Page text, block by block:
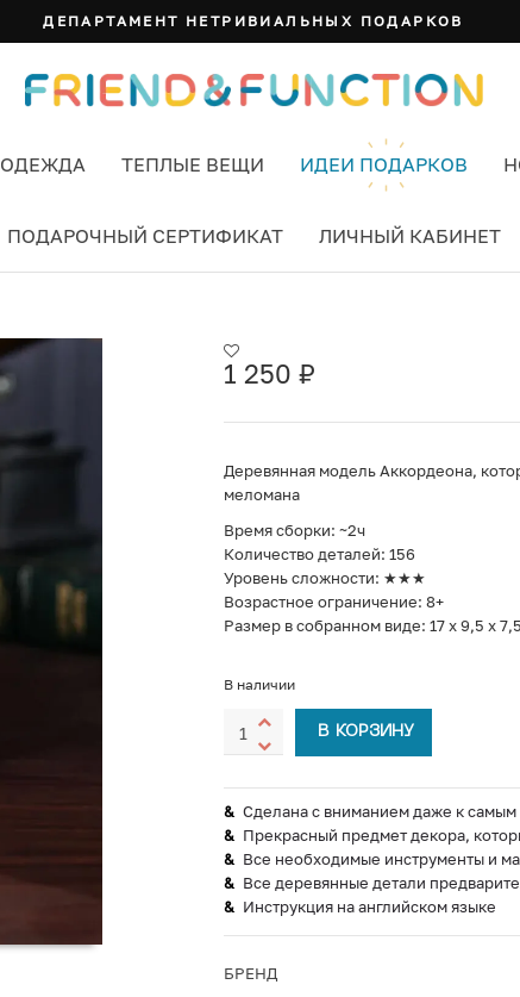
ДЕПАРТАМЕНТ НЕТРИВИАЛЬНЫХ ПОДАРКОВ
ОДЕЖДА ТЕПЛЫЕ ВЕЩИ ИДЕИ ПОДАРКОВ
ПОДАРОЧНЫЙ СЕРТИФИКАТ ЛИЧНЫЙ КАБИНЕТ
1 250 ₽
Деревянная модель Аккордеона,
меломана
Время сборки: ~2ч
Количество деталей: 156
Уровень сложности: ★★★
Возрастное ограничение: 8+
Размер в собранном виде: 17 х 9,5 х
В наличии
В КОРЗИНУ
Сделана с вниманием даже к
Прекрасный предмет декора,
Все необходимые инструменты и
Все деревянные детали
Инструкция на английском языке
БРЕНД